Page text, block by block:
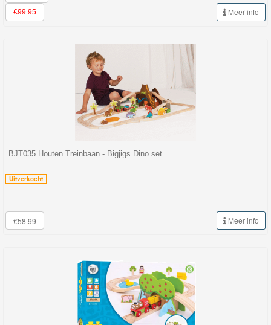
€99.95 Meer info
BJT035 Houten Treinbaan - Bigjigs Dino set
Uitverkocht
-
€58.99 Meer info